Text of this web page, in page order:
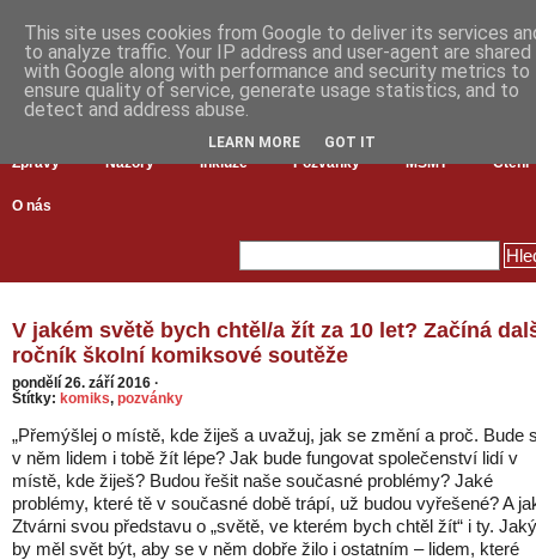
Zprávy Názory Inkluze Pozvánky MŠMT Čtení
O nás
V jakém světě bych chtěl/a žít za 10 let? Začíná
ročník školní komiksové soutěže
pondělí 26. září 2016 ·
Štítky: komiks, pozvánky
„Přemýšlej o místě, kde žiješ a uvažuj, jak se změní a proč. Bude
v něm lidem i tobě žít lépe? Jak bude fungovat společenství lidí v
místě, kde žiješ? Budou řešit naše současné problémy? Jaké
problémy, které tě v současné době trápí, už budou vyřešené? A
Ztvárni svou představu o „světě, ve kterém bych chtěl žít“ i ty. Jaký
by měl svět být, aby se v něm dobře žilo i ostatním – lidem, které
This site uses cookies from Google to deliver its services
to analyze traffic. Your IP address and user-agent are shared
with Google along with performance and security metrics to
ensure quality of service, generate usage statistics, and to
detect and address abuse.
LEARN MORE GOT IT